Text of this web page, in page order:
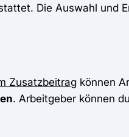
Die Auswahl und
Zusatzbeitrag können
. Arbeitgeber können